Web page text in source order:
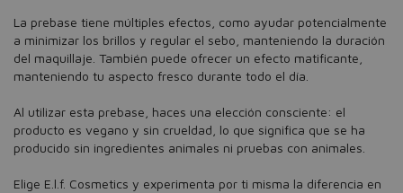
La prebase tiene múltiples efectos, como ayudar potencialmente
a minimizar los brillos y regular el sebo, manteniendo la duración
del maquillaje. También puede ofrecer un efecto matificante,
manteniendo tu aspecto fresco durante todo el día.
Al utilizar esta prebase, haces una elección consciente: el
producto es vegano y sin crueldad, lo que significa que se ha
producido sin ingredientes animales ni pruebas con animales.
Elige E.l.f. Cosmetics y experimenta por ti misma la diferencia en